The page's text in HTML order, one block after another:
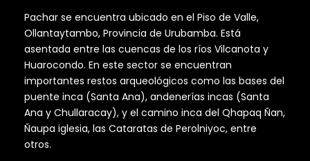
Pachar se encuentra ubicado en el Piso de Valle,
Ollantaytambo, Provincia de Urubamba. Está
asentada entre las cuencas de los ríos Vilcanota y
Huarocondo. En este sector se encuentran
importantes restos arqueológicos como las bases del
puente inca (Santa Ana), andenerías incas (Santa
Ana y Chullaracay), y el camino inca del Qhapaq Ñan,
Ñaupa iglesia, las Cataratas de Perolniyoc, entre
otros.